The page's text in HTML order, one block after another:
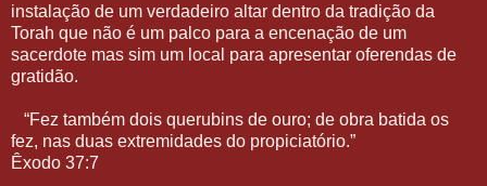
instalação de um verdadeiro altar dentro da tradição da
Torah que não é um palco para a encenação de um
sacerdote mas sim um local para apresentar oferendas de
gratidão.
“Fez também dois querubins de ouro; de obra batida os
fez, nas duas extremidades do propiciatório.”
Êxodo 37:7